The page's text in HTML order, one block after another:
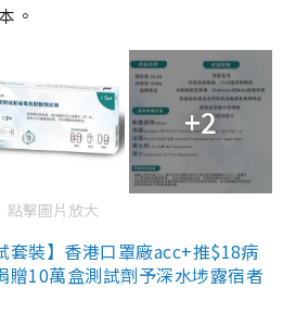
。
+2
點擊圖片放大
套裝】香港口罩廠acc+推$18病
贈10萬盒測試劑予深水埗露宿者